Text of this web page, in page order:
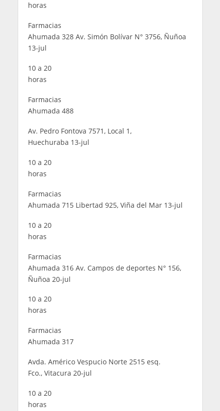
horas
Farmacias
Ahumada 328 Av. Simón Bolívar N° 3756, Ñuñoa
13-jul
10 a 20
horas
Farmacias
Ahumada 488
Av. Pedro Fontova 7571, Local 1,
Huechuraba 13-jul
10 a 20
horas
Farmacias
Ahumada 715 Libertad 925, Viña del Mar 13-jul
10 a 20
horas
Farmacias
Ahumada 316 Av. Campos de deportes N° 156,
Ñuñoa 20-jul
10 a 20
horas
Farmacias
Ahumada 317
Avda. Américo Vespucio Norte 2515 esq.
Fco., Vitacura 20-jul
10 a 20
horas